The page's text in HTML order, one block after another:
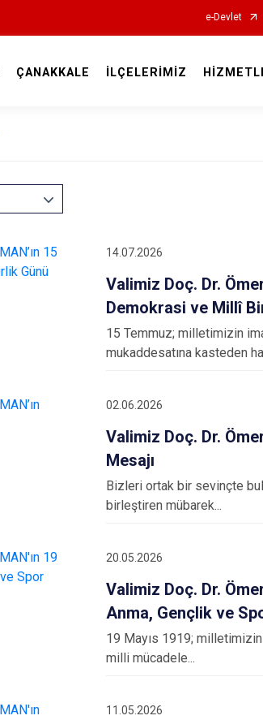
e-Devlet
ÇANAKKALE İLÇELERİMİZ
14.07.2026
Valimiz Doç. Dr.
Demokrasi ve Millî
15 Temmuz; milletimizin
mukaddesatına kasteden
02.06.2026
Valimiz Doç. Dr.
Mesajı
Bizleri ortak bir sevinçte
birleştiren mübarek...
20.05.2026
Valimiz Doç. Dr.
Anma, Gençlik ve
19 Mayıs 1919; milletimizin
milli mücadele...
11.05.2026